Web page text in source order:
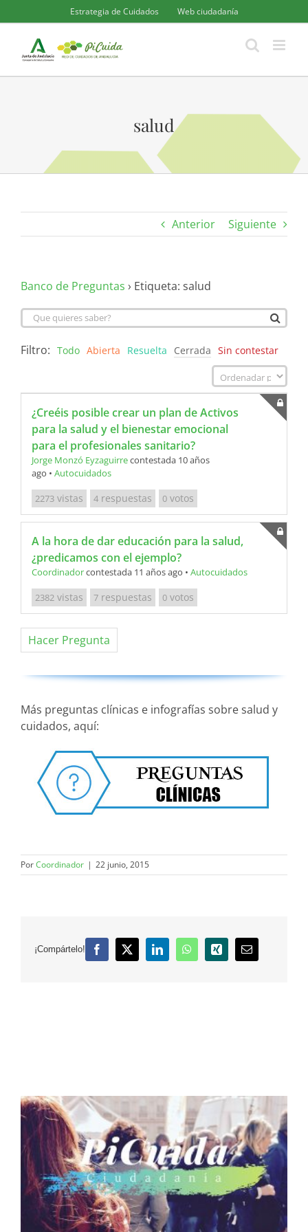
al
contenido
Estrategia de Cuidados Web ciudadanía
salud
Anterior Siguiente
Banco de Preguntas › Etiqueta: salud
Filtro: Todo Abierta Resuelta Cerrada Sin contestar
¿Creéis posible crear un plan de Activos
para la salud y el bienestar emocional
para el profesionales sanitario?
Jorge Monzó Eyzaguirrecontestada 10 años
ago • Autocuidados
2273 vistas 4 respuestas 0 votos
A la hora de dar educación para la salud,
¿predicamos con el ejemplo?
Coordinadorcontestada 11 años ago • Autocuidados
2382 vistas 7 respuestas 0 votos
Hacer Pregunta
Más preguntas clínicas e infografías sobre salud y
cuidados, aquí:
PorCoordinador | 22 junio, 2015
¡Compártelo! Facebook
X LinkedInWhatsApp
Xing
Correo
electrónico